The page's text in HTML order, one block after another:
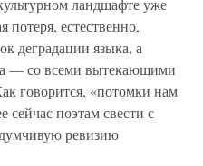
ландшафте уже
потеря, естественно,
деградации языка, а
— со всеми вытекающими
говорится, «потомки нам
сейчас поэтам свести с
ревизию